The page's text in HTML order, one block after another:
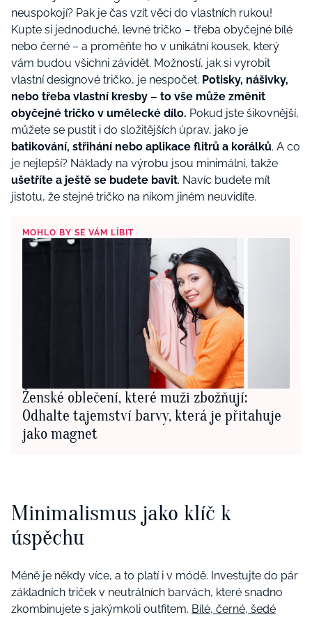
neuspokojí? Pak je čas vzít věci do vlastních rukou!
Kupte si jednoduché, levné tričko – třeba obyčejné bílé
nebo černé – a proměňte ho v unikátní kousek, který
vám budou všichni závidět. Možností, jak si vyrobit
vlastní designové tričko, je nespočet. Potisky, nášivky,
nebo třeba vlastní kresby – to vše může změnit
obyčejné tričko v umělecké dílo. Pokud jste šikovnější,
můžete se pustit i do složitějších úprav, jako je
batikování, střihání nebo aplikace flitrů a korálků. A co
je nejlepší? Náklady na výrobu jsou minimální, takže
ušetříte a ještě se budete bavit. Navíc budete mít
jistotu, že stejné tričko na nikom jiném neuvidíte.
MOHLO BY SE VÁM LÍBIT
Ženské oblečení, které muži zbožňují:
Odhalte tajemství barvy, která je přitahuje
jako magnet
Minimalismus jako klíč k
úspěchu
Méně je někdy více, a to platí i v módě. Investujte do pár
základních triček v neutrálních barvách, které snadno
zkombinujete s jakýmkoli outfitem. Bílé, černé, šedé